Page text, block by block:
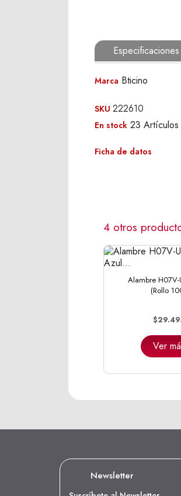
Especificaciones
Marca Bticino
SKU 222610
En stock 23 Artículos
Ficha de datos
4 otros
Alambre
(Rollo
Ver
Newsletter